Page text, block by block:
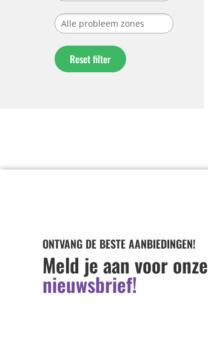
ONTVANG DE BESTE AANBIEDINGEN!
Meld je aan voor onze
nieuwsbrief!